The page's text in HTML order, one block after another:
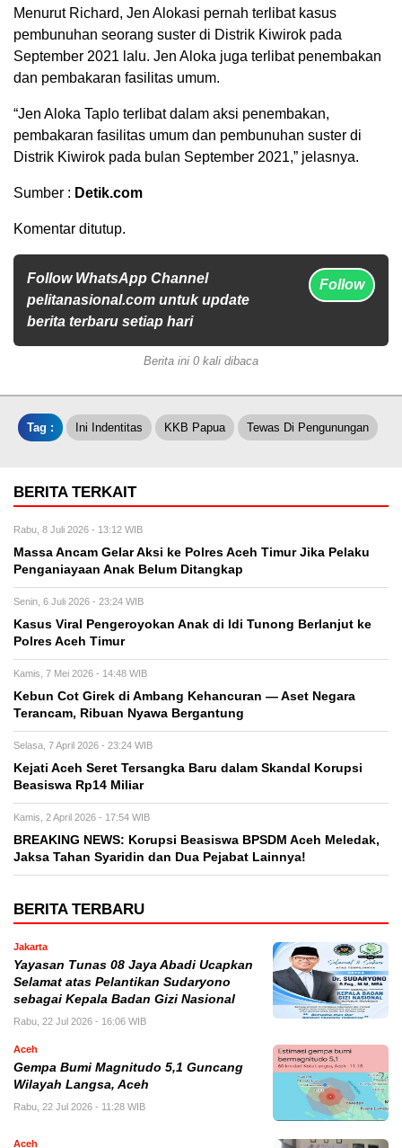
Menurut Richard, Jen Alokasi pernah terlibat kasus
pembunuhan seorang suster di Distrik Kiwirok pada
September 2021 lalu. Jen Aloka juga terlibat penembakan
dan pembakaran fasilitas umum.
“Jen Aloka Taplo terlibat dalam aksi penembakan,
pembakaran fasilitas umum dan pembunuhan suster di
Distrik Kiwirok pada bulan September 2021,” jelasnya.
Sumber : Detik.com
Komentar ditutup.
Follow WhatsApp Channel
pelitanasional.com untuk update
berita terbaru setiap hari
Follow
Berita ini 0 kali dibaca
Tag : Ini Indentitas KKB Papua Tewas Di Pengunungan
BERITA TERKAIT
Rabu, 8 Juli 2026 - 13:12 WIB
Massa Ancam Gelar Aksi ke Polres Aceh Timur Jika Pelaku
Penganiayaan Anak Belum Ditangkap
Senin, 6 Juli 2026 - 23:24 WIB
Kasus Viral Pengeroyokan Anak di Idi Tunong Berlanjut ke
Polres Aceh Timur
Kamis, 7 Mei 2026 - 14:48 WIB
Kebun Cot Girek di Ambang Kehancuran — Aset Negara
Terancam, Ribuan Nyawa Bergantung
Selasa, 7 April 2026 - 23:24 WIB
Kejati Aceh Seret Tersangka Baru dalam Skandal Korupsi
Beasiswa Rp14 Miliar
Kamis, 2 April 2026 - 17:54 WIB
BREAKING NEWS: Korupsi Beasiswa BPSDM Aceh Meledak,
Jaksa Tahan Syaridin dan Dua Pejabat Lainnya!
BERITA TERBARU
Jakarta
Yayasan Tunas 08 Jaya Abadi Ucapkan
Selamat atas Pelantikan Sudaryono
sebagai Kepala Badan Gizi Nasional
Rabu, 22 Jul 2026 - 16:06 WIB
Aceh
Gempa Bumi Magnitudo 5,1 Guncang
Wilayah Langsa, Aceh
Rabu, 22 Jul 2026 - 11:28 WIB
Aceh